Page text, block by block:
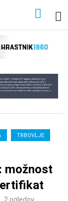
TRBOVLJE
možnost